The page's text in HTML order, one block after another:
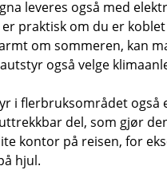
leveres også med
praktisk om du er
om sommeren, kan
også velge
i flerbruksområdet også
del, som gjør
kontor på reisen, for
hjul.